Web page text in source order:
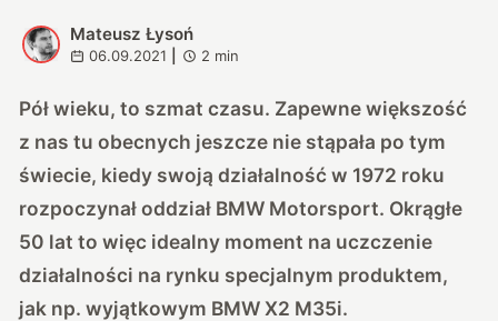
M
Mateusz Łysoń
06.09.2021 2 min
Pół wieku, to szmat czasu. Zapewne większość
z nas tu obecnych jeszcze nie stąpała po tym
świecie, kiedy swoją działalność w 1972 roku
rozpoczynał oddział BMW Motorsport. Okrągłe
50 lat to więc idealny moment na uczczenie
działalności na rynku specjalnym produktem,
jak np. wyjątkowym BMW X2 M35i.